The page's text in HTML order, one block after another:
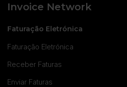
Invoice Network
Faturação Eletrónica
Faturação Eletrónica
Receber Faturas
Enviar Faturas